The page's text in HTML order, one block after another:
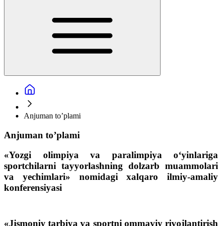
Anjuman to’plami
Anjuman to’plami
«Yozgi olimpiya va paralimpiya o‘yinlariga
sportchilarni tayyorlashning dolzarb muammolari
va yechimlari» nomidagi xalqaro ilmiy-amaliy
konferensiyasi
«Jismoniy tarbiya va sportni ommaviy rivojlantirish